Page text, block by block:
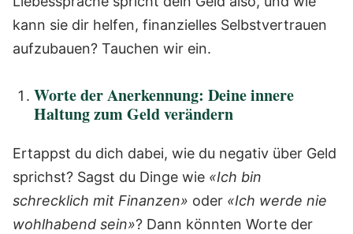
kann sie dir helfen, finanzielles Selbstvertrauen
aufzubauen? Tauchen wir ein.
Worte der Anerkennung: Deine innere
Haltung zum Geld verändern
Ertappst du dich dabei, wie du negativ über Geld
sprichst? Sagst du Dinge wie «Ich bin
schrecklich mit Finanzen» oder «Ich werde nie
wohlhabend sein»? Dann könnten Worte der